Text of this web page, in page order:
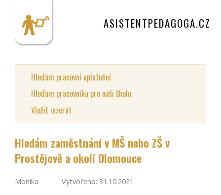
ASISTENTPEDAGOGA.CZ
Hledám pracovní uplatnění
Hledám pracovníka pro naši školu
Vložit inzerát
Hledám zaměstnání v MŠ nebo ZŠ v
Prostějově a okolí Olomouce
Monika Vytvořeno: 31.10.2021